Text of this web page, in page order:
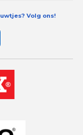
Volg ons!